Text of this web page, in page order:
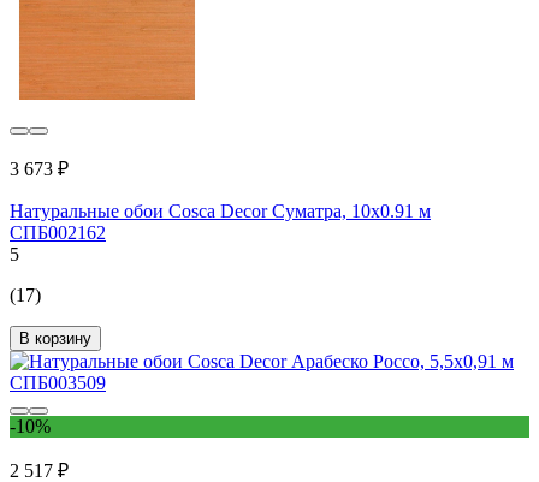
3 673 ₽
Натуральные обои Cosca Decor Суматра, 10x0.91 м
СПБ002162
5
(17)
В корзину
-10%
2 517 ₽